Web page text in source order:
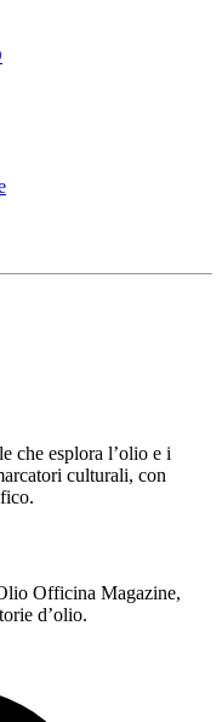
che esplora l’olio e i
culturali, con
Officina Magazine,
d’olio.